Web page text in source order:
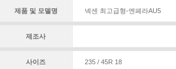
제품 및 모델명 넥센 최고급형-엔페라AU5
제조사
사이즈 235 / 45R 18